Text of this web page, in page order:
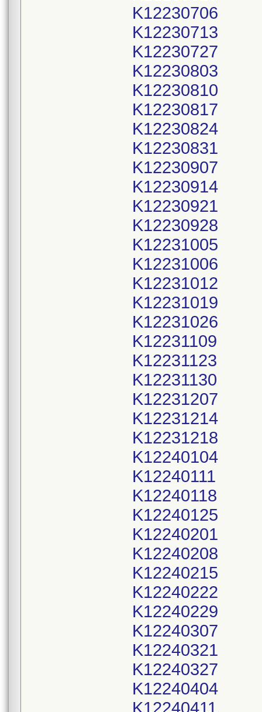
K12230706
K12230713
K12230727
K12230803
K12230810
K12230817
K12230824
K12230831
K12230907
K12230914
K12230921
K12230928
K12231005
K12231006
K12231012
K12231019
K12231026
K12231109
K12231123
K12231130
K12231207
K12231214
K12231218
K12240104
K12240111
K12240118
K12240125
K12240201
K12240208
K12240215
K12240222
K12240229
K12240307
K12240321
K12240327
K12240404
K12240411